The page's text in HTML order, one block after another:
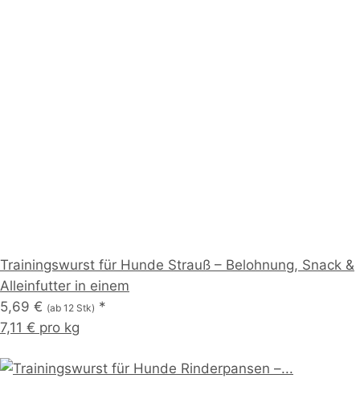
Trainingswurst für Hunde Strauß – Belohnung, Snack &
Alleinfutter in einem
5,69 € (ab 12 Stk) *
7,11 € pro kg